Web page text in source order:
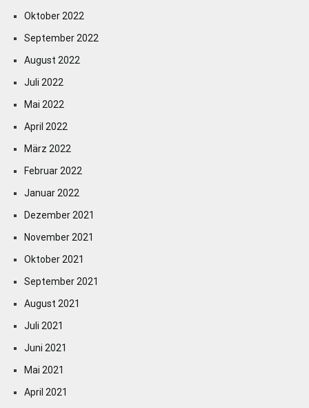
Oktober 2022
September 2022
August 2022
Juli 2022
Mai 2022
April 2022
März 2022
Februar 2022
Januar 2022
Dezember 2021
November 2021
Oktober 2021
September 2021
August 2021
Juli 2021
Juni 2021
Mai 2021
April 2021